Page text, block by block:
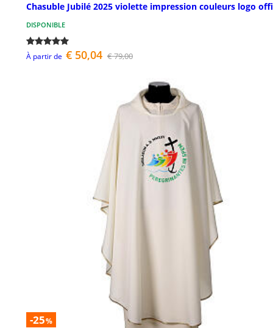
Chasuble Jubilé 2025 violette impression couleurs logo
DISPONIBLE
À partir de € 50,04 € 79,00
-25%